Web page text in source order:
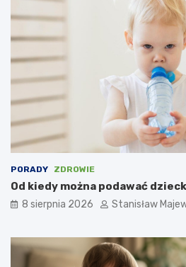
PORADY ZDROWIE
Od kiedy można podawać
8 sierpnia 2026 Stanisław